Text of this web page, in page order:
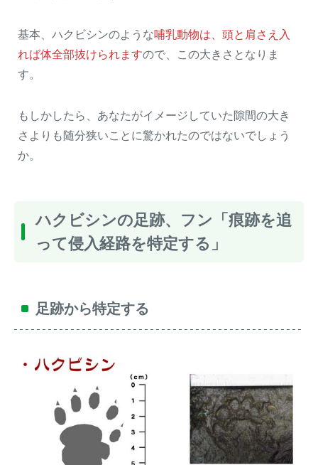
基本、ハクビシンのような哺乳動物は、頭と肩さえ入
れば体全部抜けられますので、この大きさとなりま
す。
もしかしたら、あなたがイメージしていた隙間の大き
さよりも随分狭いことに驚かれたのではないでしょう
か。
ハクビシンの足跡、フン「痕跡を追
って侵入経路を特定する」
足跡から特定する